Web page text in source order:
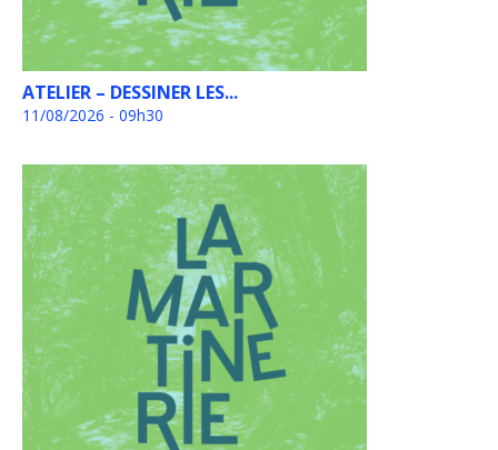
ATELIER – DESSINER LES...
11/08/2026 - 09h30